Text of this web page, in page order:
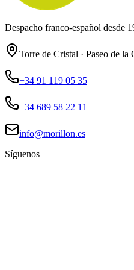
Despacho franco-español desde
Torre de Cristal · Paseo de
+34 91 119 05 35
+34 689 58 22 11
info@morillon.es
Síguenos